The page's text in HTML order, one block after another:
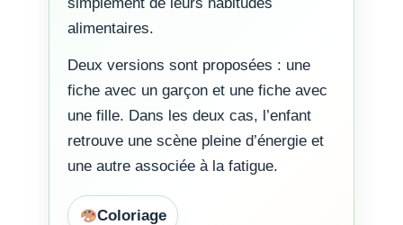
alimentaires.
Deux versions sont proposées : une
fiche avec un garçon et une fiche avec
une fille. Dans les deux cas, l’enfant
retrouve une scène pleine d’énergie et
une autre associée à la fatigue.
Coloriage